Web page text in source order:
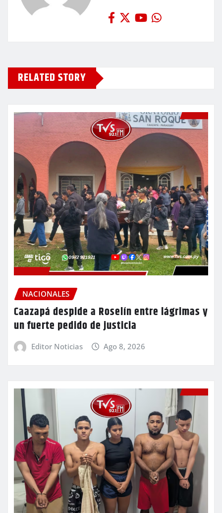
RELATED STORY
NACIONALES
Caazapá despide a Roselín entre lágrimas y
un fuerte pedido de justicia
Editor Noticias Ago 8, 2026